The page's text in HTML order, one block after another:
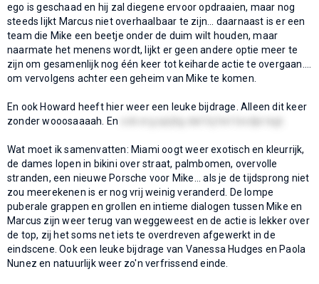
ego is geschaad en hij zal diegene ervoor opdraaien, maar nog
steeds lijkt Marcus niet overhaalbaar te zijn... daarnaast is er een
team die Mike een beetje onder de duim wilt houden, maar
naarmate het menens wordt, lijkt er geen andere optie meer te
zijn om gesamenlijk nog één keer tot keiharde actie te overgaan....
om vervolgens achter een geheim van Mike te komen.
En ook Howard heeft hier weer een leuke bijdrage. Alleen dit keer
zonder wooosaaaah. En
Wat moet ik samenvatten: Miami oogt weer exotisch en kleurrijk,
de dames lopen in bikini over straat, palmbomen, overvolle
stranden, een nieuwe Porsche voor Mike... als je de tijdsprong niet
zou meerekenen is er nog vrij weinig veranderd. De lompe
puberale grappen en grollen en intieme dialogen tussen Mike en
Marcus zijn weer terug van weggeweest en de actie is lekker over
de top, zij het soms net iets te overdreven afgewerkt in de
eindscene. Ook een leuke bijdrage van Vanessa Hudges en Paola
Nunez en natuurlijk weer zo'n verfrissend einde.